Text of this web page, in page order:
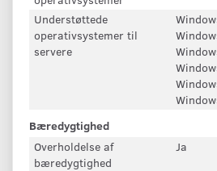
Understøttede
operativsystemer til
servere
Bæredygtighed
Overholdelse af
bæredygtighed
Ja